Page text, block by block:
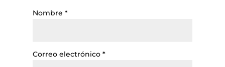
Nombre *
Correo electrónico *